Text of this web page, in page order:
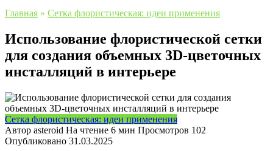
Главная » Сетка флористическая: идеи применения
Использование флористической сетки
для создания объемных 3D-цветочных
инсталляций в интерьере
Сетка флористическая: идеи применения
Автор asteroid На чтение 6 мин Просмотров 102
Опубликовано 31.03.2025